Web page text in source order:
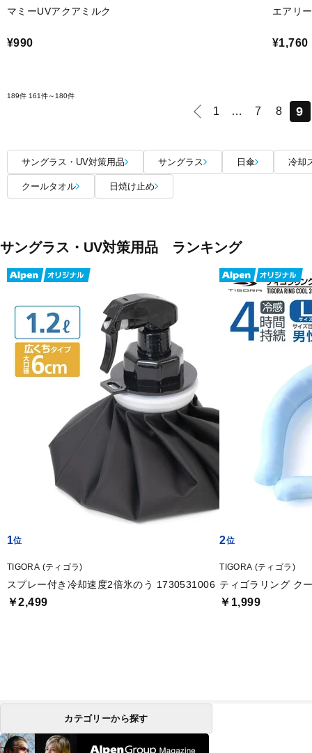
マミーUVアクアミルク
¥990
エアリ
¥1,760
189件 161件～180件
1 … 7 8 9
サングラス・UV対策用品 サングラス 日傘 冷却
クールタオル 日焼け止め
サングラス・UV対策用品 ランキング
1
TIGORA (ティゴラ)
スプレー付き冷却速度2倍氷のう 1730531006
￥2,499
2
TIGORA (ティゴラ)
ティゴラリング ク
￥1,999
カテゴリーから探す